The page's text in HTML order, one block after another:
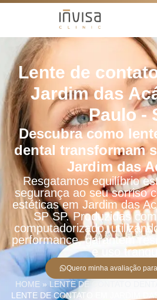
Lente de
Jardim das
Paulo -
Descubra como
dental transformam
Jardim das
Resgatamos equilíbrio
segurança ao seu sorriso
estéticas em Jardim das
SP SP. Produzidas
computadorizado,
performance, garantem
e uso
Quero minha avaliação
HOME » LENTE DE CONTATO
LENTE DE CONTATO EM JARDIM